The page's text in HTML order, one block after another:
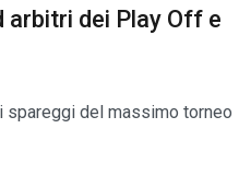
arbitri dei Play Off e
spareggi del massimo torneo